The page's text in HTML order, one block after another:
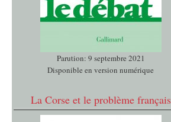
Parution: 9 septembre 2021
Disponible en version numérique
La Corse et le problème français